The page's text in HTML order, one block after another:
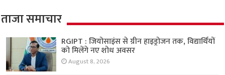
ताजा समाचार
RGIPT : जियोसाइंस से ग्रीन हाइड्रोजन तक, विद्यार्थियों
को मिलेंगे नए शोध अवसर
August 8, 2026